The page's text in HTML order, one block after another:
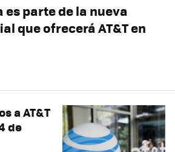
es parte de la nueva
que ofrecerá AT&T en
a AT&T
de